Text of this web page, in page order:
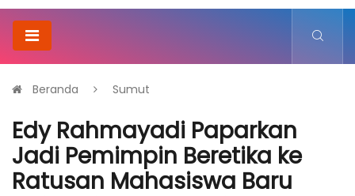
Beranda Sumut
Edy Rahmayadi Paparkan
Jadi Pemimpin Beretika ke
Ratusan Mahasiswa Baru